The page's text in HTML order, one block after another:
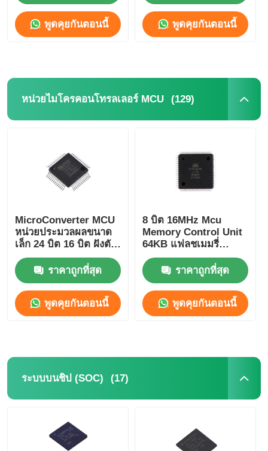
สินค้า
พูดคุยกันตอนนี้ พูดคุยกันตอนนี้
หน่วยไมโครคอนโทรลเลอร์ MCU (129)
MicroConverter MCU
หน่วยประมวลผลขนาด
เล็ก 24 บิต 16 บิต ฝังตัว
62KB
ADuC847BSZ62-5
ราคาถูกที่สุด
พูดคุยกันตอนนี้
8 บิต 16MHz Mcu
Memory Control Unit
64KB แฟลชเมมรี่
Atmel ชิป
ATMEGA64A-AU
ราคาถูกที่สุด
พูดคุยกันตอนนี้
ระบบบนชิป (SOC) (17)